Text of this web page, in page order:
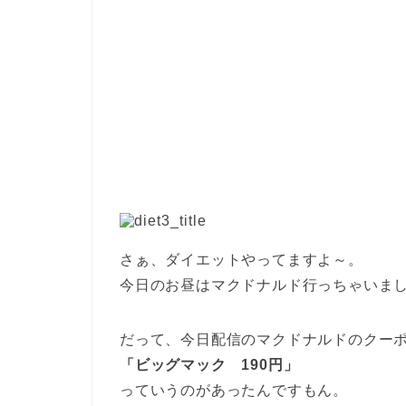
さぁ、ダイエットやってますよ～。
今日のお昼はマクドナルド行っちゃいま
だって、今日配信のマクドナルドのクー
「ビッグマック 190円」
っていうのがあったんですもん。